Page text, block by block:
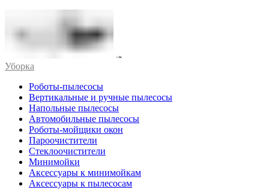
Уборка
Роботы-пылесосы
Вертикальные и ручные пылесосы
Напольные пылесосы
Автомобильные пылесосы
Роботы-мойщики окон
Пароочистители
Стеклоочистители
Минимойки
Аксессуары к минимойкам
Аксессуары к пылесосам